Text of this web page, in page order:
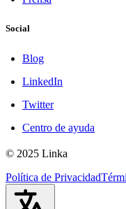
Social
Blog
LinkedIn
Twitter
Centro de ayuda
© 2025 Linka
Política de Privacidad